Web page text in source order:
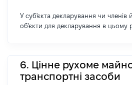
У суб'єкта декларування чи членів
об'єкти для декларування в цьому
6. Цінне рухоме
транспортні засоби